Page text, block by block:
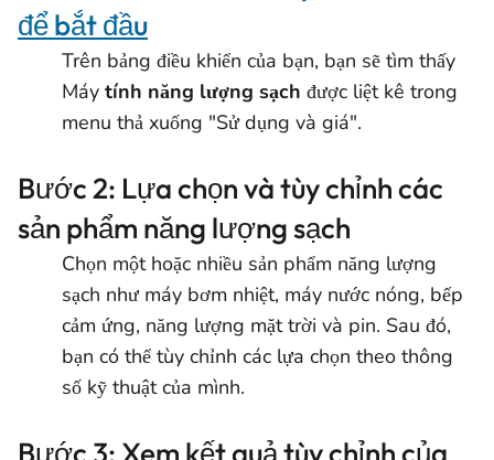
để bắt đầu
Trên bảng điều khiển của bạn, bạn sẽ tìm thấy
Máy tính năng lượng sạch được liệt kê trong
menu thả xuống "Sử dụng và giá".
Bước 2: Lựa chọn và tùy chỉnh các
sản phẩm năng lượng sạch
Chọn một hoặc nhiều sản phẩm năng lượng
sạch như máy bơm nhiệt, máy nước nóng, bếp
cảm ứng, năng lượng mặt trời và pin. Sau đó,
bạn có thể tùy chỉnh các lựa chọn theo thông
số kỹ thuật của mình.